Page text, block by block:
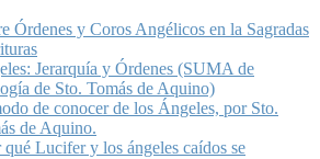
Órdenes y Coros Angélicos en la Sagradas
Jerarquía y Órdenes (SUMA de
de Sto. Tomás de Aquino)
de conocer de los Ángeles, por Sto.
de Aquino.
qué Lucifer y los ángeles caídos se